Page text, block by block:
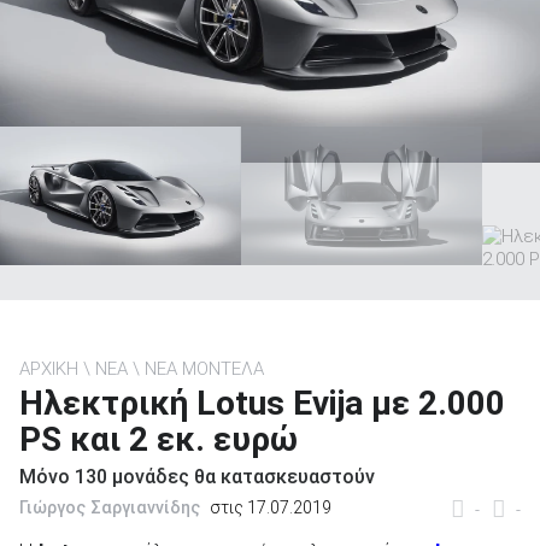
βρες το!
Καινούρια
ΑΝΑΖΗΤΗΣΗ
Μεταχειρισμένα
ΑΡΧΙΚΗ ΝΕΑ ΝΕΑ ΜΟΝΤΕΛΑ
Ηλεκτρική Lotus Evija με 2.000
PS και 2 εκ. ευρώ
Μόνο 130 μονάδες θα κατασκευαστούν
- -
Γιώργος Σαργιαννίδης στις 17.07.2019